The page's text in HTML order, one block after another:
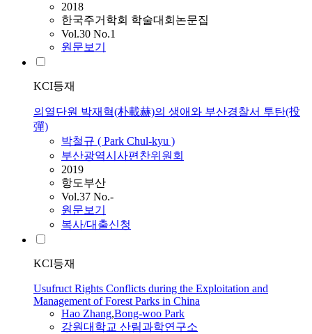
2018
한국주거학회 학술대회논문집
Vol.30 No.1
원문보기
KCI등재
의열단원 박재혁(朴載赫)의 생애와 부산경찰서 투탄(投
彈)
박철규 ( Park Chul-kyu )
부산광역시사편찬위원회
2019
항도부산
Vol.37 No.-
원문보기
복사/대출신청
KCI등재
Usufruct Rights Conflicts during the Exploitation and
Management of Forest Parks in China
Hao Zhang,Bong-woo Park
강원대학교 산림과학연구소